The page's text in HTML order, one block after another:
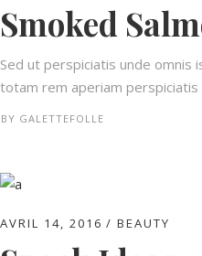
Smoked
Sed ut perspiciatis unde
totam rem aperiam perspiciatis
BY GALETTEFOLLE
AVRIL 14, 2016 BEAUTY